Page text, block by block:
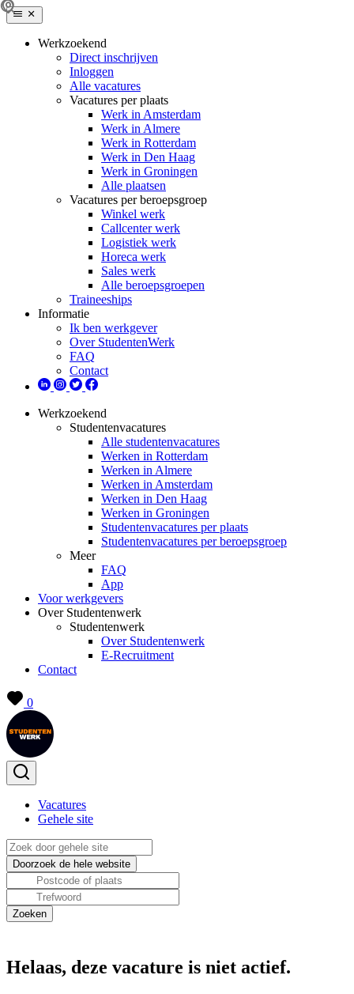
Werkzoekend
Direct inschrijven
Inloggen
Alle vacatures
Vacatures per plaats
Werk in Amsterdam
Werk in Almere
Werk in Rotterdam
Werk in Den Haag
Werk in Groningen
Alle plaatsen
Vacatures per beroepsgroep
Winkel werk
Callcenter werk
Logistiek werk
Horeca werk
Sales werk
Alle beroepsgroepen
Traineeships
Informatie
Ik ben werkgever
Over StudentenWerk
FAQ
Contact
Werkzoekend
Studentenvacatures
Alle studentenvacatures
Werken in Rotterdam
Werken in Almere
Werken in Amsterdam
Werken in Den Haag
Werken in Groningen
Studentenvacatures per plaats
Studentenvacatures per beroepsgroep
Meer
FAQ
App
Voor werkgevers
Over Studentenwerk
Studentenwerk
Over Studentenwerk
E-Recruitment
Contact
0
Vacatures
Gehele site
Helaas, deze vacature is niet actief.